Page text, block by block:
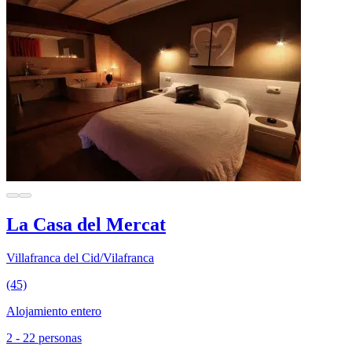
La Casa del Mercat
Villafranca del Cid/Vilafranca
(45)
Alojamiento entero
2 - 22 personas